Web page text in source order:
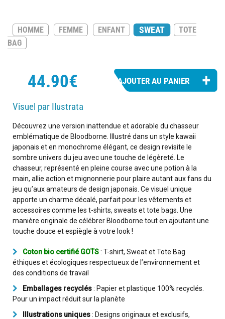
HOMME FEMME ENFANT SWEAT
TOTE
BAG
44.90€
Visuel par Ilustrata
Découvrez une version inattendue et adorable du chasseur
emblématique de Bloodborne. Illustré dans un style kawaii
japonais et en monochrome élégant, ce design revisite le
sombre univers du jeu avec une touche de légèreté. Le
chasseur, représenté en pleine course avec une potion à la
main, allie action et mignonnerie pour plaire autant aux fans du
jeu qu’aux amateurs de design japonais. Ce visuel unique
apporte un charme décalé, parfait pour les vêtements et
accessoires comme les t-shirts, sweats et tote bags. Une
manière originale de célébrer Bloodborne tout en ajoutant une
touche douce et espiègle à votre look !
Coton bio certifié GOTS: T-shirt, Sweat et Tote Bag
éthiques et écologiques respectueux de l’environnement et
des conditions de travail
Emballages recyclés: Papier et plastique 100% recyclés.
Pour un impact réduit sur la planète
Illustrations uniques: Designs originaux et exclusifs,